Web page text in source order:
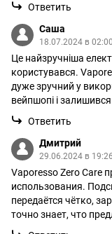
Ответить
Саша
18.07.2024 в 02:00
Це найзручніша
користувався.
дуже зручний у
вейпшопі і
Ответить
Дмитрий
29.06.2024 в 19:26
Vaporesso Zero Care
использования.
передаётся чётко,
точно знает, что